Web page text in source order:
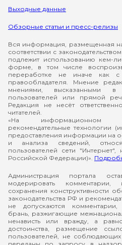
Выходные данные
Обзорные статьи и пресс-релизы
Вся информация, размещенная
соответствии с
подлежит использованию кем-
форме, в том числе
переработке не иначе как с
правообладателя. Мнение
мнениями, высказанными в
пользователей или прямой
Редакция не несёт
читателей.
«На информационном
рекомендательные технологии
предоставления информации на
и анализа сведений,
пользователей сети
Российской Федерации)».
Администрация портала
модерировать
сохранения конструктивности
законодательства РФ и
не допускаются
брань, разжигающие
ненависть или вражду, а
достоинства, размещение
пользователей, не